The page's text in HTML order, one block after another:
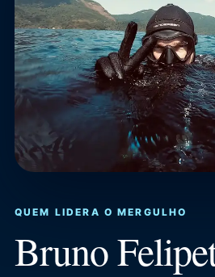
QUEM LIDERA O MERGULHO
Bruno